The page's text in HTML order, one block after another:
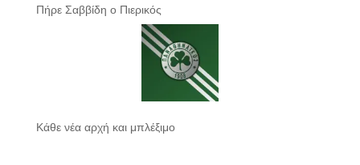
Πήρε Σαββίδη ο Πιερικός
Κάθε νέα αρχή και μπλέξιμο